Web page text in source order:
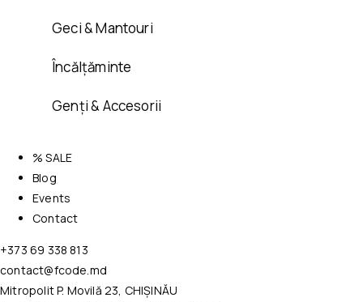
Geci & Mantouri
Încălțăminte
Genți & Accesorii
% SALE
Blog
Events
Contact
+373 69 338 813
contact@fcode.md
Mitropolit P. Movilă 23, CHIȘINĂU